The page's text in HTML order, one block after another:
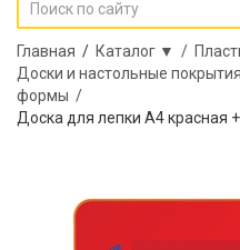
Главная / Каталог ▼ /
Доски и настольные
формы /
Доска для лепки А4 красная